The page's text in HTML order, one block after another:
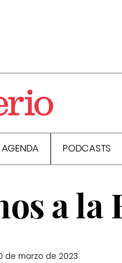
AGENDA PODCASTS
a la
de marzo de 2023